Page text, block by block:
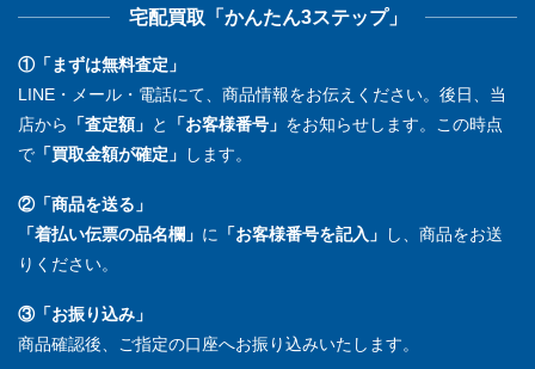
宅配買取「かんたん3ステップ」
①「まずは無料査定」
LINE・メール・電話にて、商品情報をお伝えください。後日、当
店から
「査定額」 と 「お客様番号」 をお知らせします。この時点
で 「買取金額が確定」 します。
②「商品を送る」
「着払い伝票の品名欄」 に 「お客様番号を記入」
し、商品をお送
りください。
③「お振り込み」
商品確認後、ご指定の口座へお振り込みいたします。